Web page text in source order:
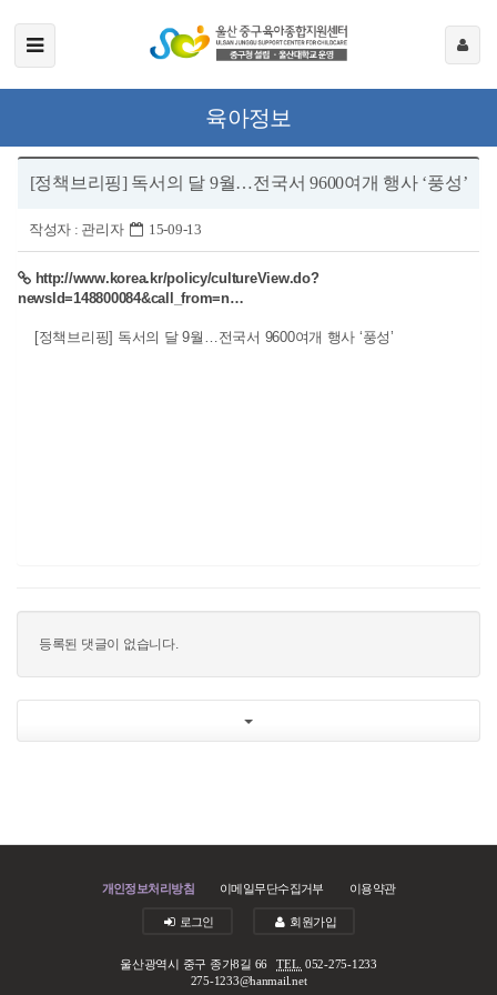
육아정보
[정책브리핑] 독서의 달 9월…전국서 9600여개 행사 ‘풍성’
작성자 : 관리자 15-09-13
http://www.korea.kr/policy/cultureView.do?
newsId=148800084&call_from=n…
[정책브리핑] 독서의 달 9월…전국서 9600여개 행사 ‘풍성’
등록된 댓글이 없습니다.
개인정보처리방침 이메일무단수집거부 이용약관
로그인 회원가입
울산광역시 중구 종가8길 66TEL. 052-275-1233
275-1233@hanmail.net